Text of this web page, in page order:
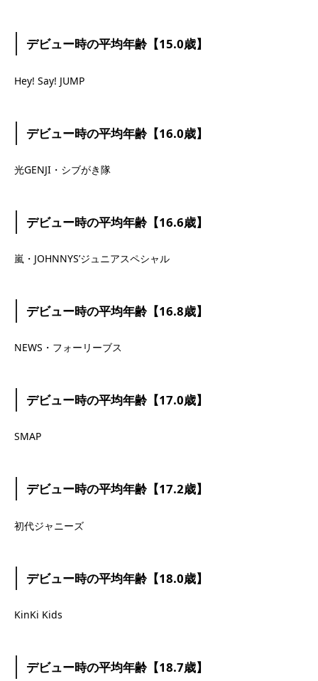
デビュー時の平均年齢【15.0歳】
Hey! Say! JUMP
デビュー時の平均年齢【16.0歳】
光GENJI・シブがき隊
デビュー時の平均年齢【16.6歳】
嵐・JOHNNYS’ジュニアスペシャル
デビュー時の平均年齢【16.8歳】
NEWS・フォーリーブス
デビュー時の平均年齢【17.0歳】
SMAP
デビュー時の平均年齢【17.2歳】
初代ジャニーズ
デビュー時の平均年齢【18.0歳】
KinKi Kids
デビュー時の平均年齢【18.7歳】